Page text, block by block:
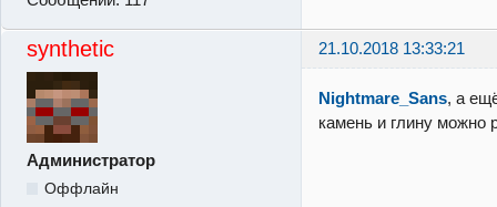
synthetic 21.10.2018 13:33:21
Администратор
Оффлайн
Nightmare_Sans, а
камень и глину можно